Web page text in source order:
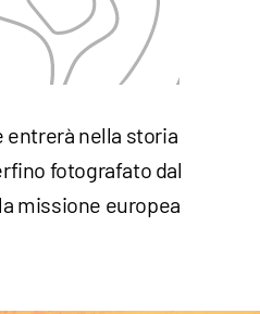
entrerà nella storia
fotografato dal
missione europea